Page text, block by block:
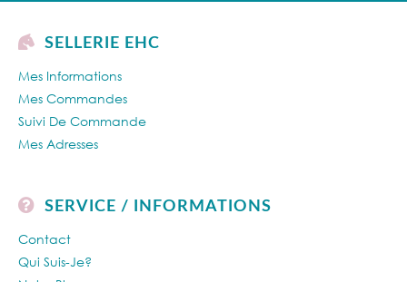
SELLERIE EHC
Mes Informations
Mes Commandes
Suivi De Commande
Mes Adresses
SERVICE / INFORMATIONS
Contact
Qui Suis-Je?